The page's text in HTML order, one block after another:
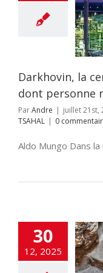
ne
Darkhovin, la
dont personne
ParAndre | juillet 21st,
TSAHAL | 0
Aldo Mungo Dans
30
12, 2025
rituel du
Temple mis au
l’esplanade